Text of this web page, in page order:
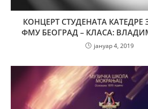
КОНЦЕРТ СТУДЕНАТА КАТЕДРЕ
ФМУ БЕОГРАД – КЛАСА:
јануар 4, 2019